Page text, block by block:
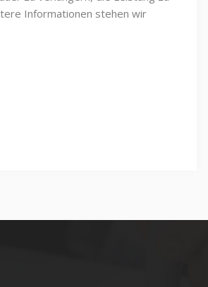
Informationen stehen wir